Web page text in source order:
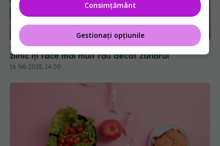
Ai fost mințit! Acest aliment pe care îl consumi
zilnic îți face mai mult rău decât zahărul
16 feb 2025, 14:00
Consimțământ
Gestionați opțiunile